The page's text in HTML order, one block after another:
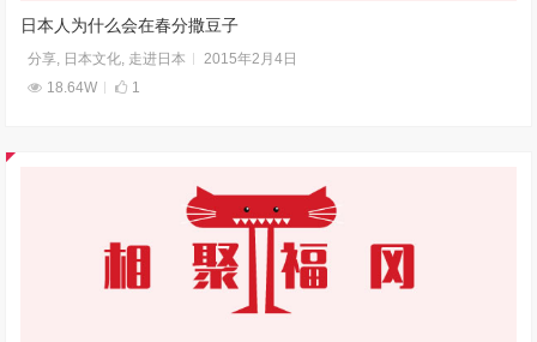
日本人为什么会在春分撒豆子
分享 日本文化 走进日本
2015年2月4日
18.64W
1